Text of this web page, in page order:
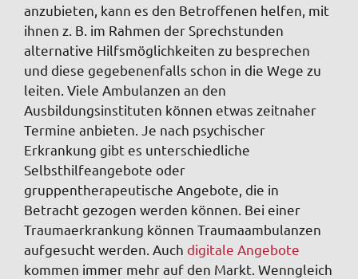
anzubieten, kann es den Betroffenen helfen, mit
ihnen z. B. im Rahmen der Sprechstunden
alternative Hilfsmöglichkeiten zu besprechen
und diese gegebenenfalls schon in die Wege zu
leiten. Viele Ambulanzen an den
Ausbildungsinstituten können etwas zeitnaher
Termine anbieten. Je nach psychischer
Erkrankung gibt es unterschiedliche
Selbsthilfeangebote oder
gruppentherapeutische Angebote, die in
Betracht gezogen werden können. Bei einer
Traumaerkrankung können Traumaambulanzen
aufgesucht werden. Auch digitale Angebote
kommen immer mehr auf den Markt. Wenngleich